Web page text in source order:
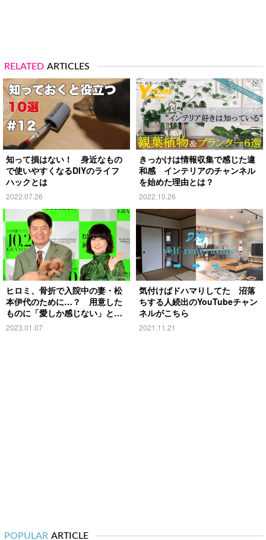
RELATED ARTICLES
知って損はない！ 身近なもの
で使いやすくなるDIYのライフ
ハックとは
2022.07.26
きっかけは情報収集で感じた違
和感 インテリアのチャンネル
を始めた理由とは？
2022.10.26
ヒロミ、骨折で入院中の妻・松
本伊代のために…？ 用意した
ものに「愛しか感じない」と反
響
2023.01.07
気付けばドハマりしてた 沼落
ちする人続出のYouTubeチャン
ネルがこちら
2021.11.21
POPULAR ARTICLE